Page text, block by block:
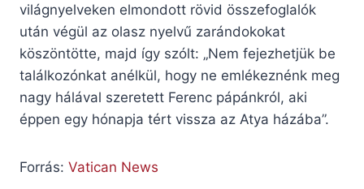
világnyelveken elmondott rövid összefoglalók
után végül az olasz nyelvű zarándokokat
köszöntötte, majd így szólt: „Nem fejezhetjük be
találkozónkat anélkül, hogy ne emlékeznénk meg
nagy hálával szeretett Ferenc pápánkról, aki
éppen egy hónapja tért vissza az Atya házába”.
Forrás: Vatican News